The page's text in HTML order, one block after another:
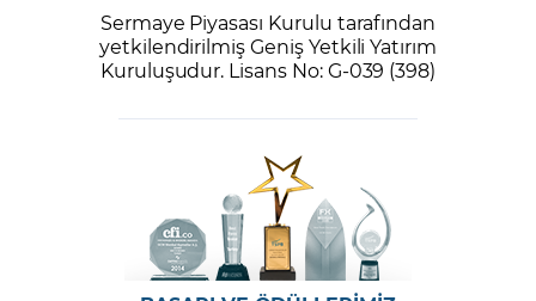
Sermaye Piyasası Kurulu tarafından
yetkilendirilmiş Geniş Yetkili Yatırım
Kuruluşudur. Lisans No: G-039 (398)